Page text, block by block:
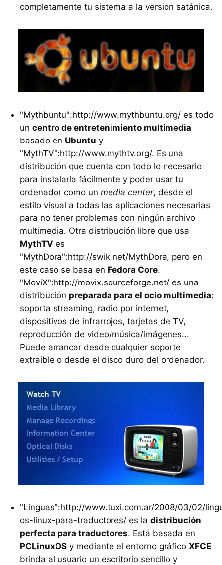
completamente tu sistema a la versión satánica.
"Mythbuntu":http://www.mythbuntu.org/ es todo
un centro de entretenimiento multimedia
basado en Ubuntu y
"MythTV":http://www.mythtv.org/. Es una
distribución que cuenta con todo lo necesario
para instalarla fácilmente y poder usar tu
ordenador como un media center, desde el
estilo visual a todas las aplicaciones necesarias
para no tener problemas con ningún archivo
multimedia. Otra distribución libre que usa
MythTV es
"MythDora":http://swik.net/MythDora, pero en
este caso se basa en Fedora Core.
"MoviX":http://movix.sourceforge.net/ es una
distribución preparada para el ocio multimedia:
soporta streaming, radio por internet,
dispositivos de infrarrojos, tarjetas de TV,
reproducción de video/música/imágenes...
Puede arrancar desde cualquier soporte
extraíble o desde el disco duro del ordenador.
"Linguas":http://www.tuxi.com.ar/2008/03/02/
os-linux-para-traductores/ es la distribución
perfecta para traductores. Está basada en
PCLinuxOS y mediante el entorno gráfico XFCE
brinda al usuario un escritorio sencillo y